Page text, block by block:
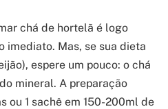
chá de hortelã é logo
imediato. Mas, se sua dieta
espere um pouco: o chá
mineral. A preparação
ou 1 sachê em 150-200ml de